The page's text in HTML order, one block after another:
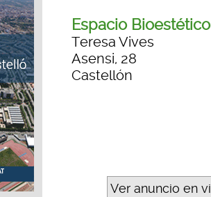
Espacio Bioestético
Teresa Vives
Asensi, 28
Castellón
Ver anuncio en